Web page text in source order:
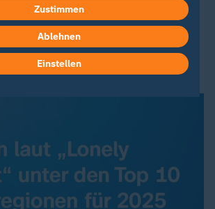
schlagen? Hier können Sie um
sehen:
Zustimmen
Ablehnen
Einstellen